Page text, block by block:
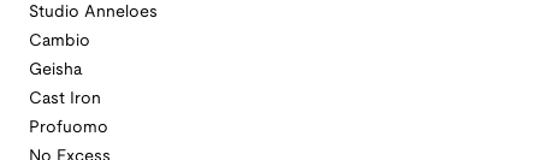
Studio Anneloes
Cambio
Geisha
Cast Iron
Profuomo